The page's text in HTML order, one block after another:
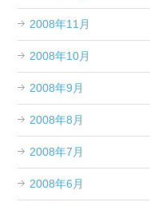
2008年11月
2008年10月
2008年9月
2008年8月
2008年7月
2008年6月